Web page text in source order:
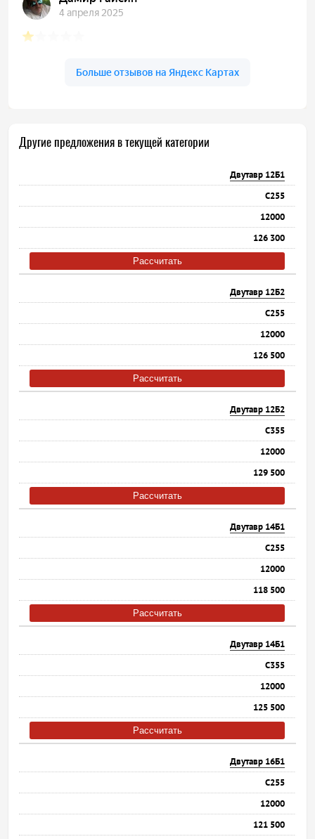
Другие предложения в текущей категории
Двутавр 12Б1
С255
12000
126 300
Рассчитать
Двутавр 12Б2
С255
12000
126 500
Рассчитать
Двутавр 12Б2
С355
12000
129 500
Рассчитать
Двутавр 14Б1
С255
12000
118 500
Рассчитать
Двутавр 14Б1
С355
12000
125 500
Рассчитать
Двутавр 16Б1
С255
12000
121 500